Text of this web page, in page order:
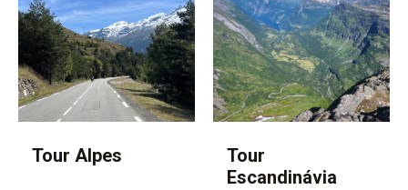
Tour Alpes
Tour
Escandinávia